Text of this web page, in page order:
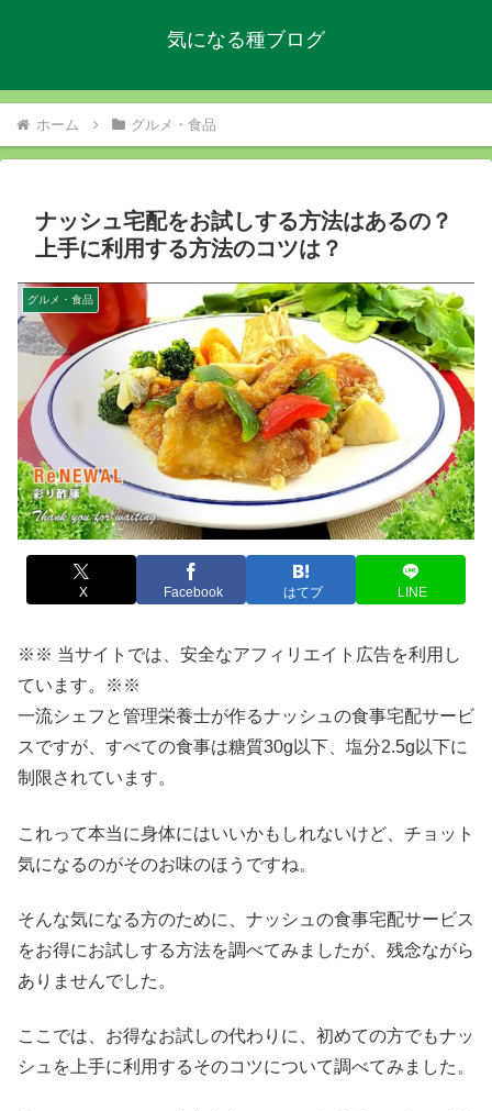
気になる種ブログ
ホーム グルメ・食品
ナッシュ宅配をお試しする方法はあるの？
上手に利用する方法のコツは？
グルメ・食品
X Facebook はてブ LINE
※※ 当サイトでは、安全なアフィリエイト広告を利用し
ています。※※
一流シェフと管理栄養士が作るナッシュの食事宅配サービ
スですが、すべての食事は糖質30g以下、塩分2.5g以下に
制限されています。
これって本当に身体にはいいかもしれないけど、チョット
気になるのがそのお味のほうですね。
そんな気になる方のために、ナッシュの食事宅配サービス
をお得にお試しする方法を調べてみましたが、残念ながら
ありませんでした。
ここでは、お得なお試しの代わりに、初めての方でもナッ
シュを上手に利用するそのコツについて調べてみました。